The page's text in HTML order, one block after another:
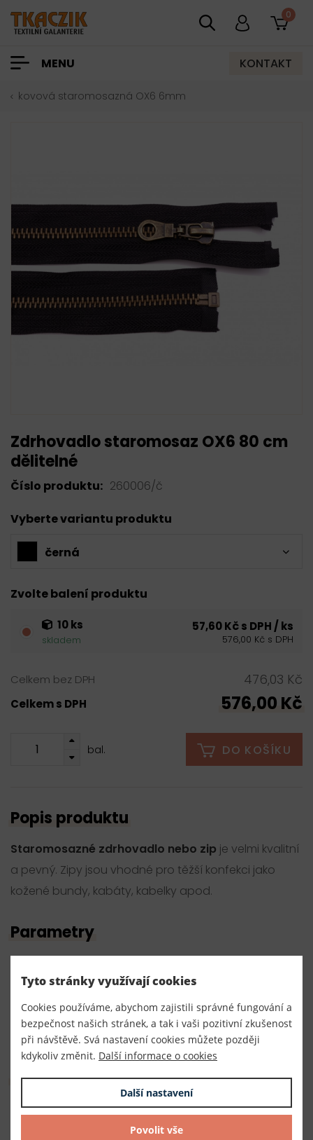
0
MENU KONTAKT
kovová staromosazná OX6 6mm
Zdrhovadlo staromosaz OX6 80 cm
dělitelné
Číslo produktu: 260006/č
Vyberte variantu produktu
černá
Zvolte balení produktu
10 ks
skladem
57,60 Kč s DPH / ks
576,00 Kč s DPH
Celkem bez DPH 476,03 Kč
Celkem s DPH 576,00 Kč
bal. DO KOŠÍKU
Popis produktu
Staromosazné zdrhovadlo nebo zip je velmi kvalitní
a pevný. Zipy jsou vhodné pro těžší konfekci jako
kožené bundy, kabáty, kabelky apod.
Parametry
260006/č
Dodavatel
TKACZIK s.r.o.
Složení
100% polyester
Tyto stránky využívají cookies
Cookies používáme, abychom zajistili správné fungování a
bezpečnost našich stránek, a tak i vaši pozitivní zkušenost
při návštěvě. Svá nastavení cookies můžete později
kdykoliv změnit. Další informace o cookies
Další nastavení
Povolit vše